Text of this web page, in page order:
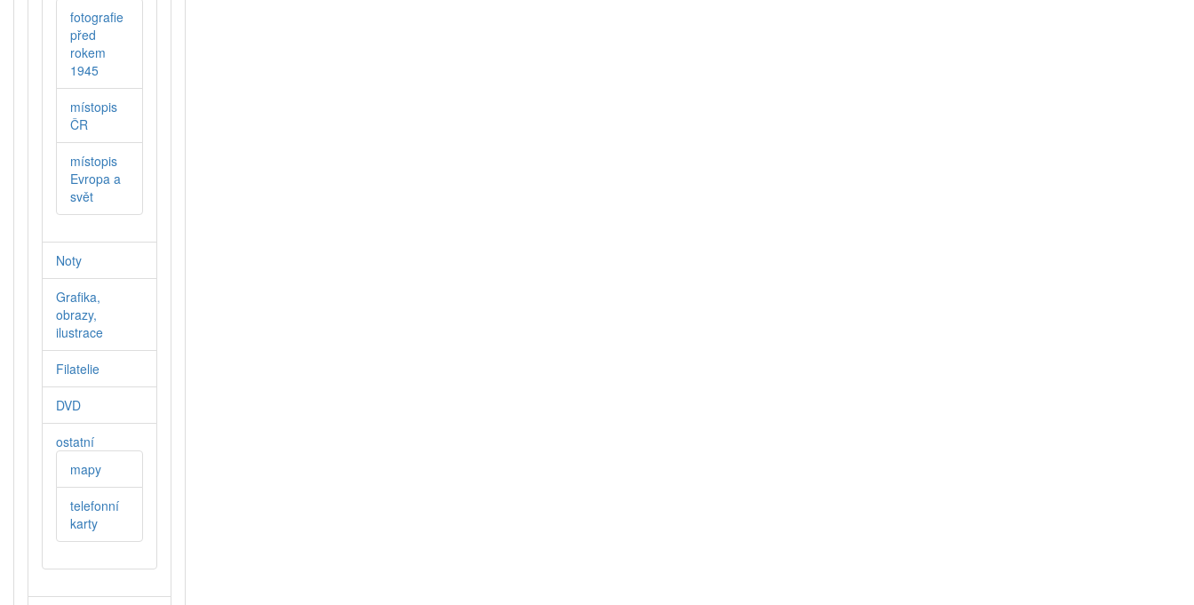
fotografie
před
rokem
1945
místopis
ČR
místopis
Evropa a
svět
Noty
Grafika,
obrazy,
ilustrace
Filatelie
DVD
ostatní
mapy
telefonní
karty